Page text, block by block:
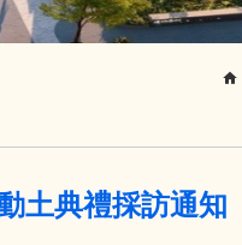
土典禮採訪通知